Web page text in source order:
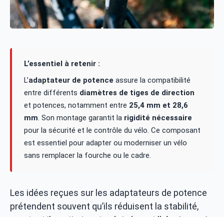
L’essentiel à retenir :
L’adaptateur de potence assure la compatibilité
entre différents diamètres de tiges de direction
et potences, notamment entre 25,4 mm et 28,6
mm. Son montage garantit la rigidité nécessaire
pour la sécurité et le contrôle du vélo. Ce composant
est essentiel pour adapter ou moderniser un vélo
sans remplacer la fourche ou le cadre.
Les idées reçues sur les adaptateurs de potence
prétendent souvent qu’ils réduisent la stabilité,